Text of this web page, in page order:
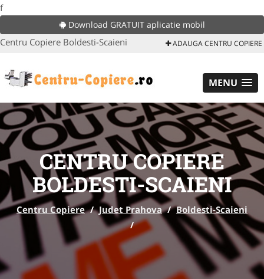
f
Download GRATUIT aplicatie mobil
Centru Copiere Boldesti-Scaieni ADAUGA CENTRU COPIERE
MENU
CENTRU COPIERE
BOLDESTI-SCAIENI
Centru Copiere / Judet Prahova / Boldesti-Scaieni
/